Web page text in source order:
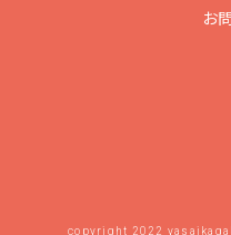
お
copyright 2022